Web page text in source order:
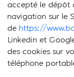
accepté le dépôt
navigation sur le
de https://
Linkedin et
des cookies sur
téléphone